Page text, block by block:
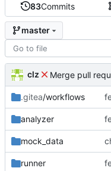
83Commits
master
clz
.gitea/workflows
analyzer
mock_data
runner